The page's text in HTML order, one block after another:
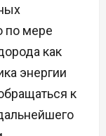
по мере
как
энергии
к